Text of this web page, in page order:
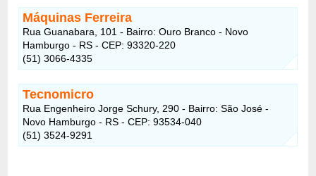
Máquinas Ferreira
Rua Guanabara, 101 - Bairro: Ouro Branco - Novo
Hamburgo - RS - CEP: 93320-220
(51) 3066-4335
Tecnomicro
Rua Engenheiro Jorge Schury, 290 - Bairro: São José -
Novo Hamburgo - RS - CEP: 93534-040
(51) 3524-9291